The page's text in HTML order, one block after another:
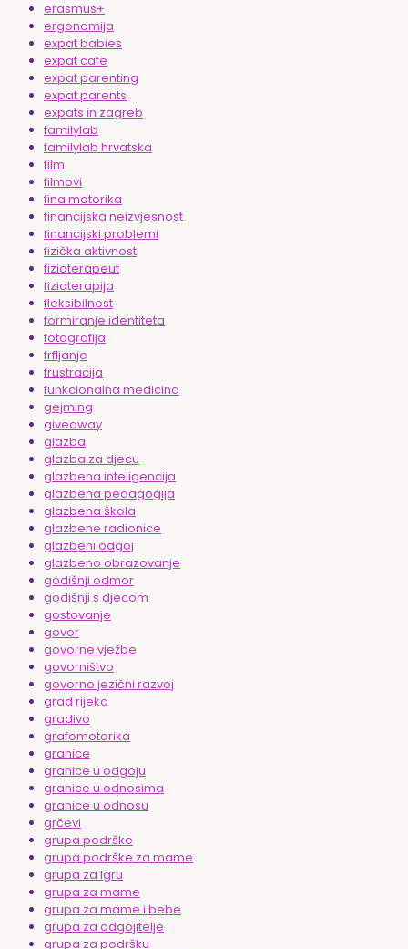
erasmus+
ergonomija
expat babies
expat cafe
expat parenting
expat parents
expats in zagreb
familylab
familylab hrvatska
film
filmovi
fina motorika
financijska neizvjesnost
financijski problemi
fizička aktivnost
fizioterapeut
fizioterapija
fleksibilnost
formiranje identiteta
fotografija
frfljanje
frustracija
funkcionalna medicina
gejming
giveaway
glazba
glazba za djecu
glazbena inteligencija
glazbena pedagogija
glazbena škola
glazbene radionice
glazbeni odgoj
glazbeno obrazovanje
godišnji odmor
godišnji s djecom
gostovanje
govor
govorne vježbe
govorništvo
govorno jezični razvoj
grad rijeka
gradivo
grafomotorika
granice
granice u odgoju
granice u odnosima
granice u odnosu
grčevi
grupa podrške
grupa podrške za mame
grupa za igru
grupa za mame
grupa za mame i bebe
grupa za odgojitelje
grupa za podršku